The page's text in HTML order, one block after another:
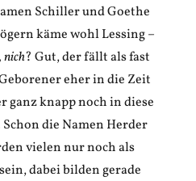
Schiller und Goethe
käme wohl Lessing –
nich? Gut, der fällt als fast
eher in die Zeit
ganz knapp noch in diese
die Namen Herder
vielen nur noch als
dabei bilden gerade